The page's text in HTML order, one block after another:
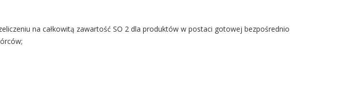
na całkowitą zawartość SO 2 dla produktów w postaci gotowej bezpośrednio